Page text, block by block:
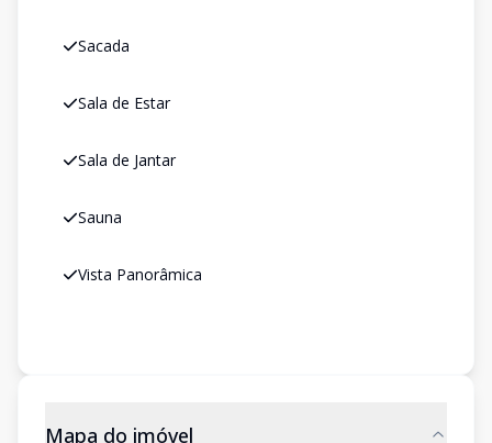
Sacada
Sala de Estar
Sala de Jantar
Sauna
Vista Panorâmica
Mapa do imóvel